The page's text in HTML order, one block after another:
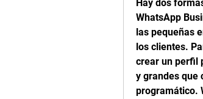
Hay dos
WhatsApp
las pequeñas
los clientes.
crear un perfil
y grandes que
programático.